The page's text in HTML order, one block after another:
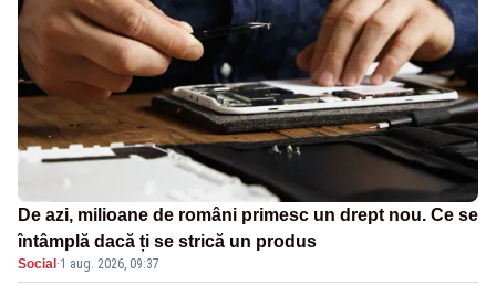
De azi, milioane de români primesc un drept nou. Ce se
întâmplă dacă ți se strică un produs
Social ·1 aug. 2026, 09:37